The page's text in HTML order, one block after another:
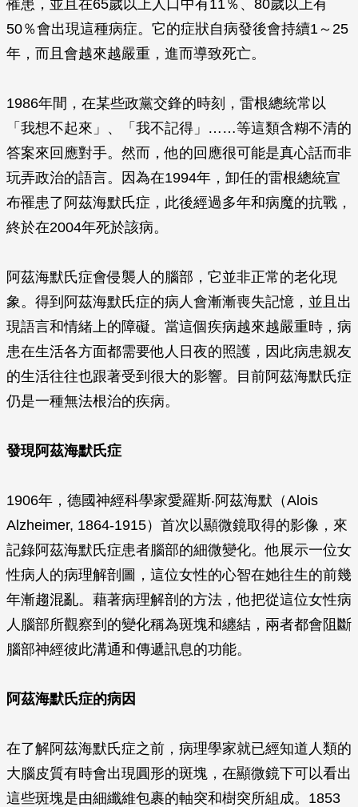
罹患，並且在65歲以上人口中有11％、80歲以上有
50％會出現這種病症。它的症狀自病發後會持續1～25
年，而且會越來越嚴重，進而導致死亡。
1986年間，在某些政黨交鋒的時刻，雷根總統常以
「我想不起來」、「我不記得」……等這類含糊不清的
答案來回應對手。然而，他的回應很可能是真心話而非
玩弄政治的語言。因為在1994年，卸任的雷根總統宣
布罹患了阿茲海默氏症，此後經過多年和病魔的抗戰，
終於在2004年死於該病。
阿茲海默氏症會侵襲人的腦部，它並非正常的老化現
象。得到阿茲海默氏症的病人會漸漸喪失記憶，並且出
現語言和情緒上的障礙。當這個疾病越來越嚴重時，病
患在生活各方面都需要他人日夜的照護，因此病患親友
的生活往往也跟著受到很大的影響。目前阿茲海默氏症
仍是一種無法根治的疾病。
發現阿茲海默氏症
1906年，德國神經科學家愛羅斯‧阿茲海默（Alois
Alzheimer, 1864-1915）首次以顯微鏡取得的影像，來
記錄阿茲海默氏症患者腦部的細微變化。他展示一位女
性病人的病理解剖圖，這位女性的心智在她往生的前幾
年漸趨混亂。藉著病理解剖的方法，他把從這位女性病
人腦部所觀察到的變化稱為斑塊和纏結，兩者都會阻斷
腦部神經彼此溝通和傳遞訊息的功能。
阿茲海默氏症的病因
在了解阿茲海默氏症之前，病理學家就已經知道人類的
大腦皮質有時會出現圓形的斑塊，在顯微鏡下可以看出
這些斑塊是由細纖維包裹的軸突和樹突所組成。1853